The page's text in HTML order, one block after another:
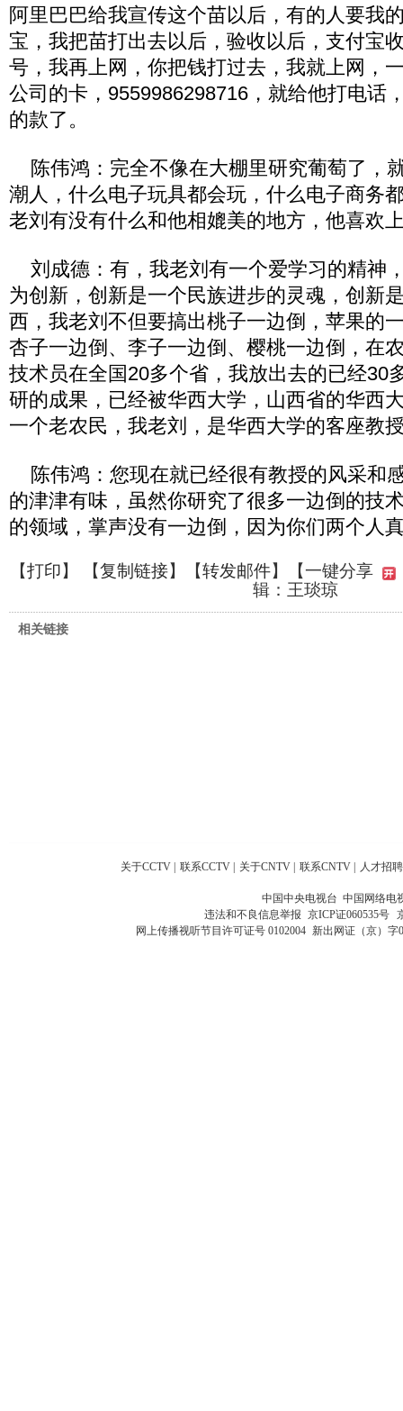
阿里巴巴给我宣传这个苗以后，有的人要我
宝，我把苗打出去以后，验收以后，支付宝
号，我再上网，你把钱打过去，我就上网，
公司的卡，9559986298716，就给他打电话
的款了。
陈伟鸿：完全不像在大棚里研究葡萄了，
潮人，什么电子玩具都会玩，什么电子商务
老刘有没有什么和他相媲美的地方，他喜欢
刘成德：有，我老刘有一个爱学习的精神
为创新，创新是一个民族进步的灵魂，创新
西，我老刘不但要搞出桃子一边倒，苹果的
杏子一边倒、李子一边倒、樱桃一边倒，在
技术员在全国20多个省，我放出去的已经30
研的成果，已经被华西大学，山西省的华西
一个老农民，我老刘，是华西大学的客座教
陈伟鸿：您现在就已经很有教授的风采和
的津津有味，虽然你研究了很多一边倒的技
的领域，掌声没有一边倒，因为你们两个人
【打印】 【复制链接】【转发邮件】
【一键分享
辑：王琰琼
相关链接
关于CCTV | 联系CCTV | 关于CNTV | 联系CNTV | 人才招聘
中国中央电视台 中国网络电
违法和不良信息举报 京ICP证060535号
网上传播视听节目许可证号 0102004 新出网证（京）